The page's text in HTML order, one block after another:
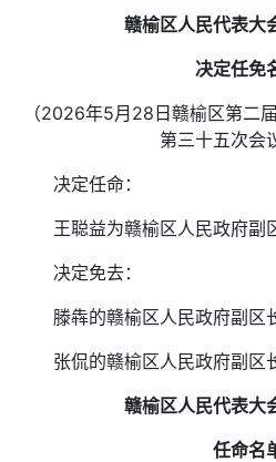
赣榆区人民代表大
决定任免
（2026年5月28日赣榆区第二
第三十五次会
决定任命：
王聪益为赣榆区人民政府副区
决定免去：
滕犇的赣榆区人民政府副区长
张侃的赣榆区人民政府副区长
赣榆区人民代表大
任命名